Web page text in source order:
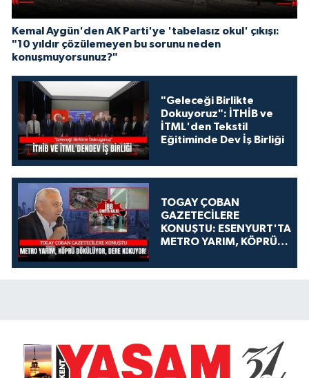
Kemal Aygün'den AK Parti'ye 'tabelasız okul' çıkışı:
"10 yıldır çözülemeyen bu sorunu neden
konuşmuyorsunuz?"
"Geleceği Birlikte
Dokuyoruz": İTHİB ve
İTML'den Tekstil
Eğitiminde Dev İş Birliği
TOGAY ÇOBAN
GAZETECİLERE
KONUŞTU: ESENYURT'TA
METRO YARIM, KÖPRÜ
KOKUYOR!